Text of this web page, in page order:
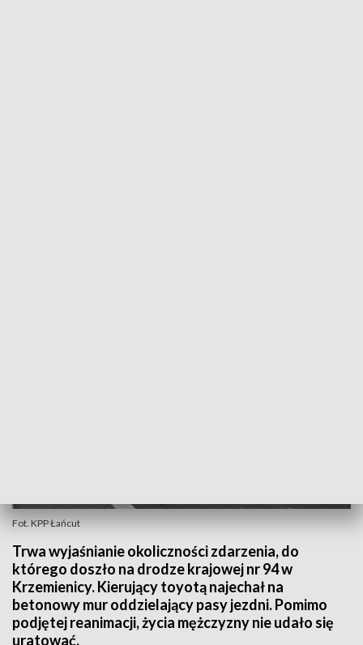
Fot. KPP Łańcut
Trwa wyjaśnianie okoliczności zdarzenia, do
którego doszło na drodze krajowej nr 94 w
Krzemienicy. Kierujący toyotą najechał na
betonowy mur oddzielający pasy jezdni. Pomimo
podjętej reanimacji, życia mężczyzny nie udało się
uratować.